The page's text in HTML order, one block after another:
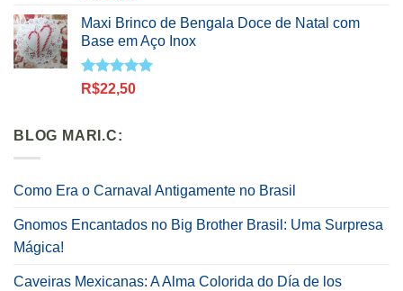
Maxi Brinco de Bengala Doce de Natal com
Base em Aço Inox
Avaliação
R$22,50
BLOG MARI.C:
Como Era o Carnaval Antigamente no Brasil
Gnomos Encantados no Big Brother Brasil: Uma Surpresa
Mágica!
Caveiras Mexicanas: A Alma Colorida do Día de los